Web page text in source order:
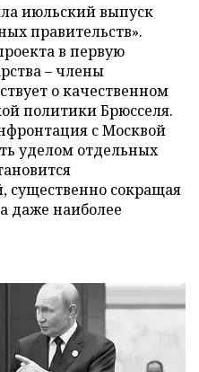
июльский выпуск
правительств».
в первую
– члены
о качественном
политики Брюсселя.
с Москвой
уделом отдельных
существенно сокращая
даже наиболее